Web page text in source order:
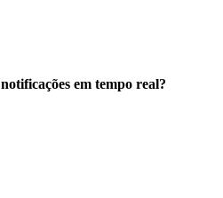
notificações em tempo real?